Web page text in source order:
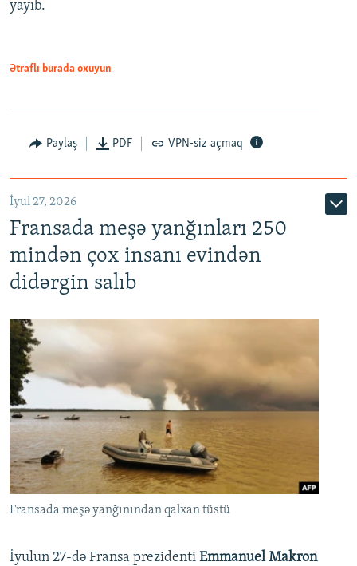
yayıb.
Ətraflı burada oxuyun
Paylaş PDF VPN-siz açmaq
İyul 27, 2026
Fransada meşə yanğınları 250
mindən çox insanı evindən
didərgin salıb
Fransada meşə yanğınından qalxan tüstü
İyulun 27-də Fransa prezidenti Emmanuel Makron